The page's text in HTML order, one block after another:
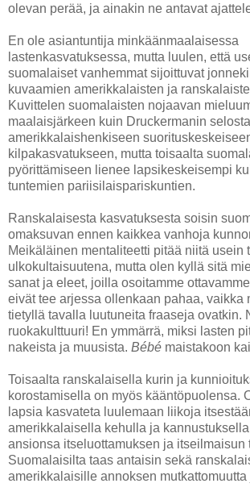
olevan perää, ja ainakin ne antavat
En ole asiantuntija minkäänmaalaisessa
lastenkasvatuksessa, mutta luulen, että
suomalaiset vanhemmat sijoittuvat
kuvaamien amerikkalaisten ja
Kuvittelen suomalaisten nojaavan
maalaisjärkeen kuin Druckermanin
amerikkalaishenkiseen
kilpakasvatukseen, mutta toisaalta
pyörittämiseen lienee lapsikeskeisempi
tuntemien pariisilaispariskuntien.
Ranskalaisesta kasvatuksesta soisin
omaksuvan ennen kaikkea vanhoja
Meikäläinen mentaliteetti pitää niitä usein
ulkokultaisuutena, mutta olen kyllä sitä
sanat ja eleet, joilla osoitamme
eivät tee arjessa ollenkaan pahaa, vaikka
tietyllä tavalla luutuneita fraaseja ovatkin.
ruokakulttuuri! En ymmärrä, miksi lasten
nakeista ja muusista. Bébé maistakoon
Toisaalta ranskalaisella kurin ja
korostamisella on myös kääntöpuolensa.
lapsia kasvateta luulemaan liikoja
amerikkalaisella kehulla ja
ansionsa itseluottamuksen ja itseilmaisun
Suomalaisilta taas antaisin sekä
amerikkalaisille annoksen